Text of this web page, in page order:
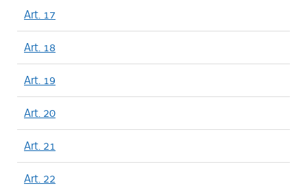
Art. 17
Art. 18
Art. 19
Art. 20
Art. 21
Art. 22